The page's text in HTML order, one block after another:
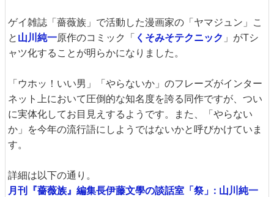
ゲイ雑誌「薔薇族」で活動した漫画家の「ヤマジュン」こ
と 山川純一原作のコミック「 くそみそテクニック 」がTシ
ャツ化することが明らかになりました。
「ウホッ！いい男」「やらないか」のフレーズがインター
ネット上において圧倒的な知名度を誇る同作ですが、つい
に実体化してお目見えするようです。また、「やらない
か」を今年の流行語にしようではないかと呼びかけていま
す。
詳細は以下の通り。
月刊『薔薇族』編集長伊藤文學の談話室「祭」: 山川純一